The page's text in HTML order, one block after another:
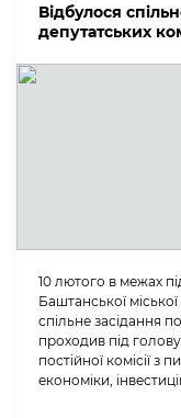
Відбулося
депутатських
10 лютого в межах
Баштанської
спільне засідання
проходив під
постійної комісії з
економіки,